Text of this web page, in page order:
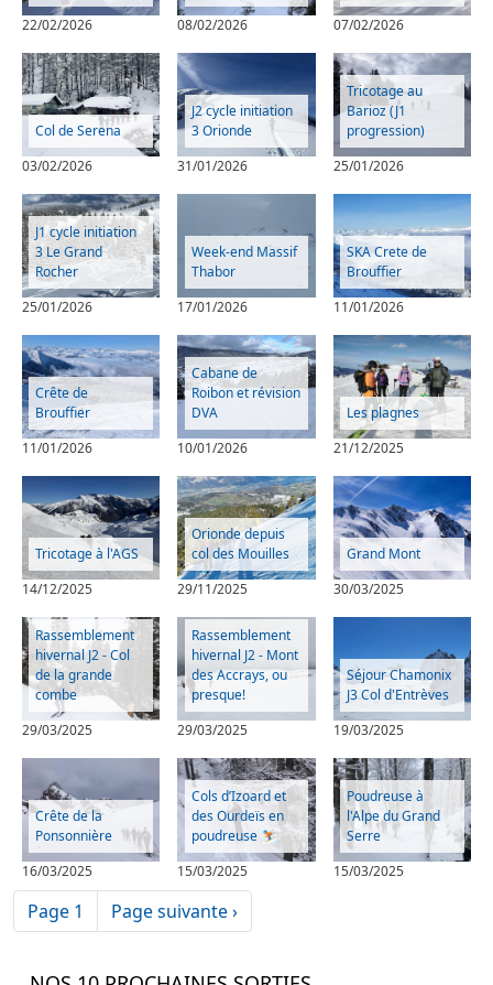
22/02/2026
08/02/2026
07/02/2026
Col de Serena
03/02/2026
J2 cycle initiation
3 Orionde
31/01/2026
Tricotage au
Barioz (J1
progression)
25/01/2026
J1 cycle initiation
3 Le Grand
Rocher
25/01/2026
Week-end Massif
Thabor
17/01/2026
SKA Crete de
Brouffier
11/01/2026
Crête de
Brouffier
11/01/2026
Cabane de
Roibon et révision
DVA
10/01/2026
Les plagnes
21/12/2025
Tricotage à l'AGS
14/12/2025
Orionde depuis
col des Mouilles
29/11/2025
Grand Mont
30/03/2025
Rassemblement
hivernal J2 - Col
de la grande
combe
29/03/2025
Rassemblement
hivernal J2 - Mont
des Accrays, ou
presque!
29/03/2025
Séjour Chamonix
J3 Col d'Entrèves
19/03/2025
Crête de la
Ponsonnière
16/03/2025
Cols d’Izoard et
des Ourdeïs en
poudreuse ⛷️
15/03/2025
Poudreuse à
l'Alpe du Grand
Serre
15/03/2025
Pagination
Page 1 Page suivante
Page suivante ›